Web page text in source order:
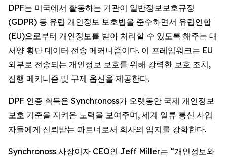
DPF는 미국에서 활동하는 기관이 일반정보보호규정
(GDPR) 등 유럽 개인정보 보호법을 준수하면서 유럽연합
(EU)으로부터 개인정보를 받아 처리할 수 있도록 해주는 대
서양 횡단 데이터 전송 메커니즘이다. 이 프레임워크는 EU
외부로 전송되는 개인정보 보호를 위해 강력한 보호 조치,
집행 메커니즘 및 구제 옵션을 제공한다.
DPF 인증 획득은 Synchronoss가 오랫동안 국제 개인정보
보호 기준을 지켜온 노력을 보여주며, 세계 일류 통신 사업
자들에게 신뢰받는 파트너로서 회사의 입지를 강화한다.
Synchronoss 사장이자 CEO인 Jeff Miller는 “개인정보와